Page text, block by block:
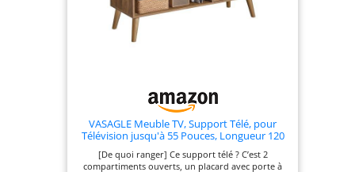
VASAGLE Meuble TV, Support Télé, pour
Télévision jusqu'à 55 Pouces, Longueur 120
cm, Rangement Consoles de Jeux, Style
Rustique, pour Salon, Chambre, Marron Miel
[De quoi ranger] Ce support télé ? C’est 2
compartiments ouverts, un placard avec porte à